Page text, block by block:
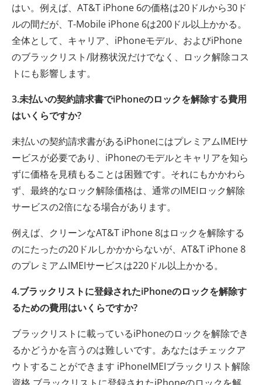
はい。例えば、AT&T iPhone 6の価格は20ドルから30ド
ルの間だが、T-Mobile iPhone 6は200ドル以上かかる。
全体として、キャリア、iPhoneモデル、およびiPhone
のブラックリスト/財務状況だけでなく、ロック解除コス
トにも影響します。
3.未払いの契約請求書でiPhoneのロックを解除する費用
はいくらですか?
未払いの契約請求書があるiPhoneにはプレミアムIMEIサ
ービスが必要であり、iPhoneのモデルとキャリアを知ら
ずに価格を見積もることは困難です。それにもかかわら
ず、最終的なロック解除価格は、通常のIMEIロック解除
サービスの2倍になる場合があります。
例えば、クリーンなAT&T iPhone 8はロックを解除する
のにたったの20ドルしかかからないが、AT&T iPhone 8
のプレミアムIMEIサービスは220ドル以上かかる。
4.ブラックリストに登録されたiPhoneのロックを解除す
るための費用はいくらですか?
ブラックリストに載っているiPhoneのロックを解除でき
るかどうかを言うのは難しいです。あなたはチェックア
ウトすることができます iPhoneIMEIブラックリスト解除
資格 ブラックリストに登録されたiPhoneのロックを解